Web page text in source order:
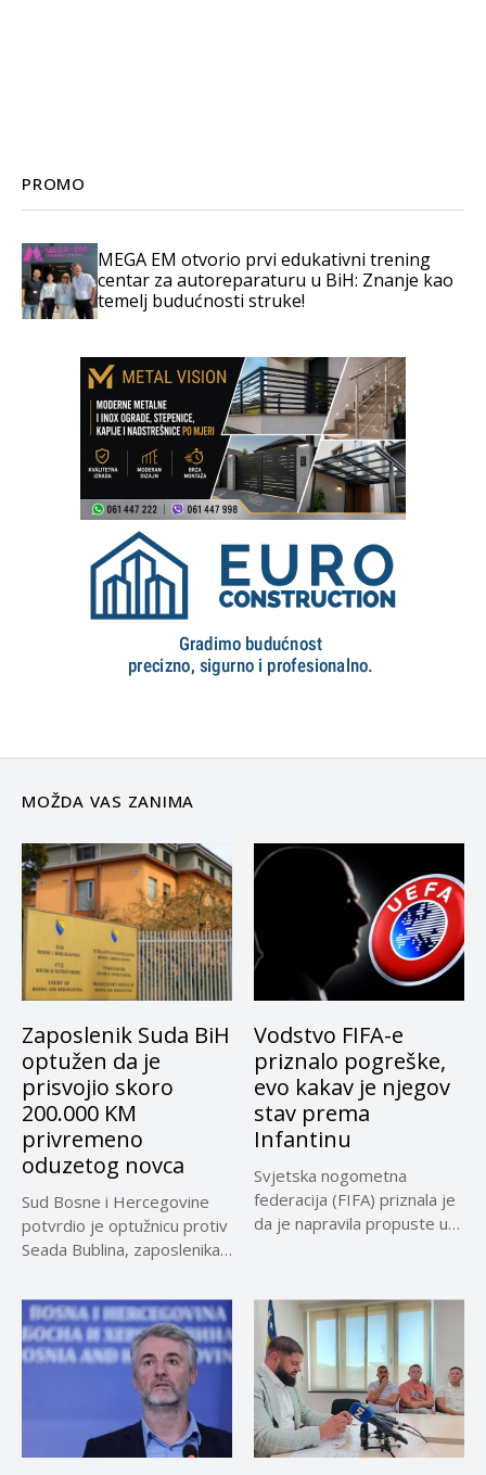
PROMO
MEGA EM otvorio prvi edukativni trening
centar za autoreparaturu u BiH: Znanje kao
temelj budućnosti struke!
MOŽDA VAS ZANIMA
Zaposlenik Suda BiH
optužen da je
prisvojio skoro
200.000 KM
privremeno
oduzetog novca
Sud Bosne i Hercegovine
potvrdio je optužnicu protiv
Seada Bublina, zaposlenika
Vodstvo FIFA-e
priznalo pogreške,
evo kakav je njegov
stav prema
Infantinu
Svjetska nogometna
federacija (FIFA) priznala je
da je napravila propuste u